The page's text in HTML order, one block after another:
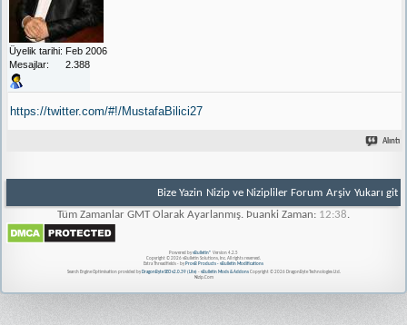
Üyelik tarihi Feb 2006
Mesajlar
2.388
https://twitter.com/#!/MustafaBilici27
Alıntı
Bize Yazin Nizip ve Nizipliler Forum Arşiv Yukarı git
Tüm Zamanlar GMT Olarak Ayarlanmış. Þuanki Zaman: 12:38.
Powered by vBulletin® Version 4.2.5
Copyright © 2026 vBulletin Solutions, Inc. All rights reserved.
Extra Threadfields - by ProvB Products - vBulletin Modifications
Search Engine Optimisation provided by DragonByte SEO v2.0.39 (Lite)- vBulletin Mods & AddonsCopyright © 2026 DragonByte Technologies Ltd.
Nizip.Com